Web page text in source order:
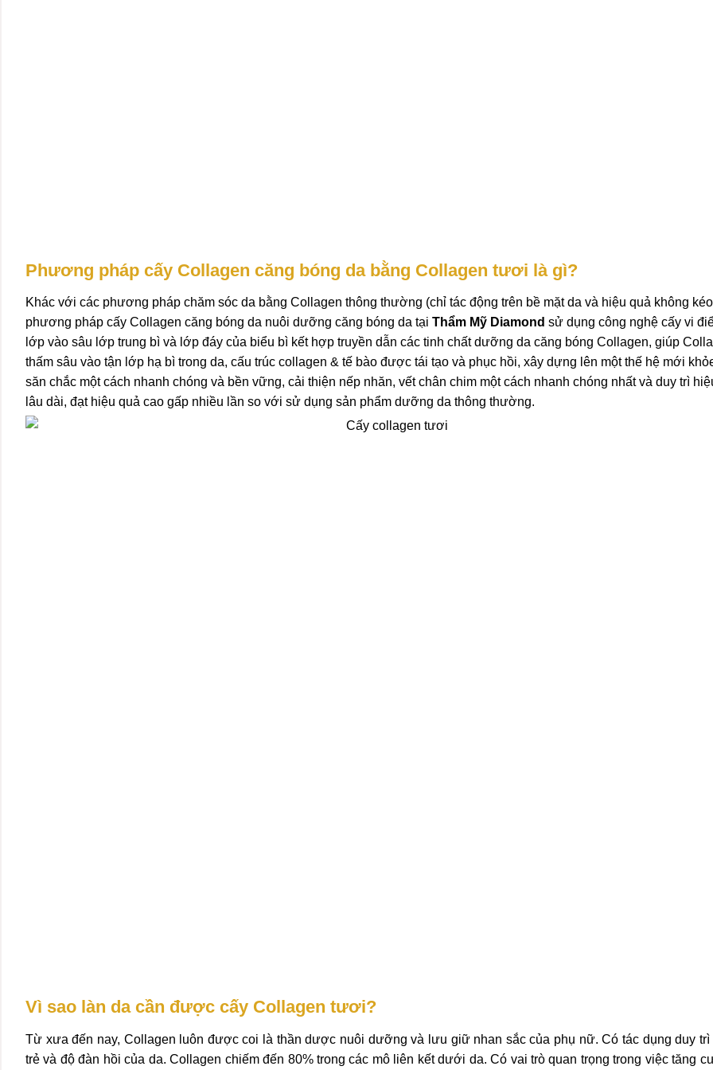
Phương pháp cấy Collagen căng bóng da bằng Collagen tươi là gì?
Khác với các phương pháp chăm sóc da bằng Collagen thông thường (chỉ tác động trên bề mặt da và hiệu quả không
phương pháp cấy Collagen căng bóng da nuôi dưỡng căng bóng da tại Thẩm Mỹ Diamond sử dụng công nghệ cấy vi
lớp vào sâu lớp trung bì và lớp đáy của biểu bì kết hợp truyền dẫn các tinh chất dưỡng da căng bóng Collagen, giúp
thấm sâu vào tận lớp hạ bì trong da, cấu trúc collagen & tế bào được tái tạo và phục hồi, xây dựng lên một thế hệ mới
săn chắc một cách nhanh chóng và bền vững, cải thiện nếp nhăn, vết chân chim một cách nhanh chóng nhất và duy trì
lâu dài, đạt hiệu quả cao gấp nhiều lần so với sử dụng sản phẩm dưỡng da thông thường.
Vì sao làn da cần được cấy Collagen tươi?
Từ xưa đến nay, Collagen luôn được coi là thần dược nuôi dưỡng và lưu giữ nhan sắc của phụ nữ. Có tác dụng duy
trẻ và độ đàn hồi của da. Collagen chiếm đến 80% trong các mô liên kết dưới da. Có vai trò quan trọng trong việc tăng